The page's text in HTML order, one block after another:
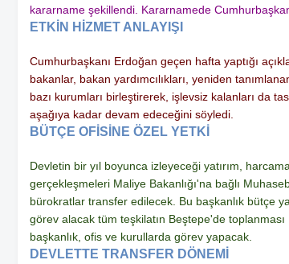
kararname şekillendi. Kararnamede
ETKİN HİZMET ANLAYIŞI
Cumhurbaşkanı Erdoğan geçen hafta yaptığı
bakanlar, bakan yardımcılıkları, yeniden
bazı kurumları birleştirerek, işlevsiz kalanları da
aşağıya kadar devam edeceğini söyledi.
BÜTÇE OFİSİNE ÖZEL YETKİ
Devletin bir yıl boyunca izleyeceği yatırım,
gerçekleşmeleri Maliye Bakanlığı'na bağlı
bürokratlar transfer edilecek. Bu başkanlık bütçe
görev alacak tüm teşkilatın Beştepe'de
başkanlık, ofis ve kurullarda görev yapacak.
DEVLETTE TRANSFER DÖNEMİ